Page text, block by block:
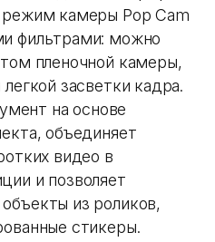
камеры Pop Cam
фильтрами: можно
пленочной камеры,
засветки кадра.
на основе
объединяет
видео в
и позволяет
из роликов,
стикеры.